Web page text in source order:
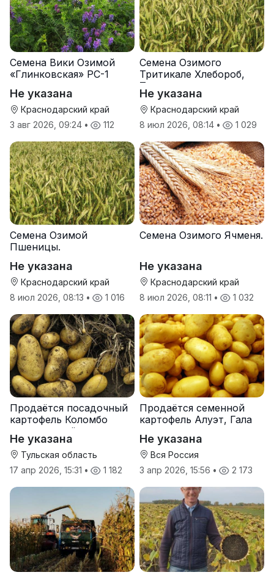
Семена Вики Озимой
«Глинковская» РС-1
Не указана
Краснодарский край
3 авг 2026, 09:24 • 112
Семена Озимого
Тритикале Хлебороб,
Тихон
Не указана
Краснодарский край
8 июл 2026, 08:14 • 1 029
Семена Озимой
Пшеницы.
Не указана
Краснодарский край
8 июл 2026, 08:13 • 1 016
Семена Озимого Ячменя.
Не указана
Краснодарский край
8 июл 2026, 08:11 • 1 032
Продаётся посадочный
картофель Коломбо
оптом от трёх тонн
Не указана
Тульская область
17 апр 2026, 15:31 • 1 182
Продаётся семенной
картофель Алуэт, Гала
Не указана
Вся Россия
3 апр 2026, 15:56 • 2 173